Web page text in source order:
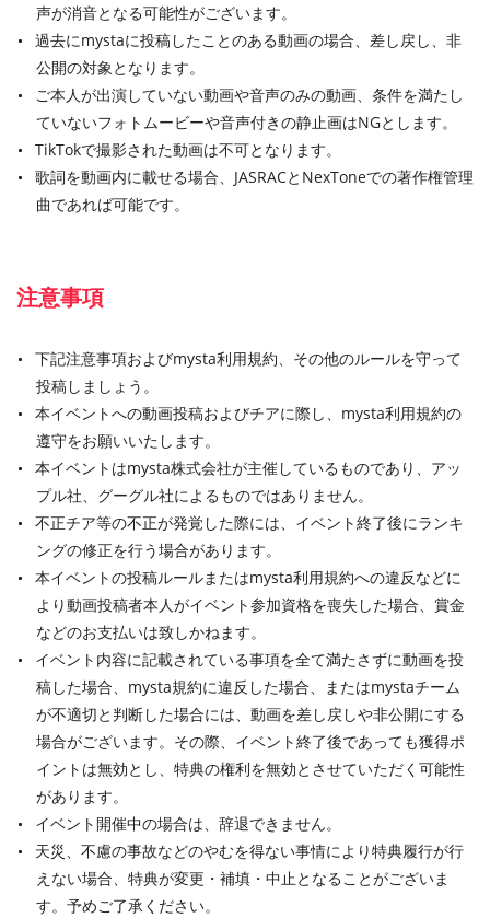
声が消音となる可能性がございます。
過去にmystaに投稿したことのある動画の場合、差し戻し、非
公開の対象となります。
ご本人が出演していない動画や音声のみの動画、条件を満たし
ていないフォトムービーや音声付きの静止画はNGとします。
TikTokで撮影された動画は不可となります。
歌詞を動画内に載せる場合、JASRACとNexToneでの著作権管理
曲であれば可能です。
注意事項
下記注意事項およびmysta利用規約、その他のルールを守って
投稿しましょう。
本イベントへの動画投稿およびチアに際し、mysta利用規約の
遵守をお願いいたします。
本イベントはmysta株式会社が主催しているものであり、アッ
プル社、グーグル社によるものではありません。
不正チア等の不正が発覚した際には、イベント終了後にランキ
ングの修正を行う場合があります。
本イベントの投稿ルールまたはmysta利用規約への違反などに
より動画投稿者本人がイベント参加資格を喪失した場合、賞金
などのお支払いは致しかねます。
イベント内容に記載されている事項を全て満たさずに動画を投
稿した場合、mysta規約に違反した場合、またはmystaチーム
が不適切と判断した場合には、動画を差し戻しや非公開にする
場合がございます。その際、イベント終了後であっても獲得ポ
イントは無効とし、特典の権利を無効とさせていただく可能性
があります。
イベント開催中の場合は、辞退できません。
天災、不慮の事故などのやむを得ない事情により特典履行が行
えない場合、特典が変更・補填・中止となることがございま
す。予めご了承ください。